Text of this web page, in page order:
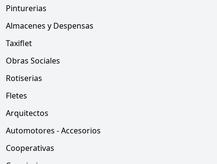
Pinturerias
Almacenes y Despensas
Taxiflet
Obras Sociales
Rotiserias
Fletes
Arquitectos
Automotores - Accesorios
Cooperativas